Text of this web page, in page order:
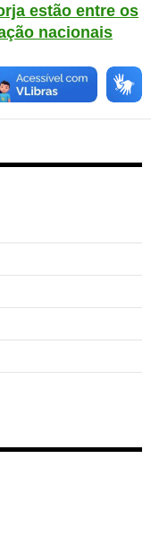
estão entre os
nacionais